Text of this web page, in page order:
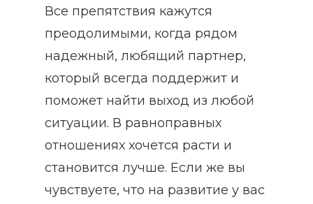
Все препятствия кажутся
преодолимыми, когда рядом
надежный, любящий партнер,
который всегда поддержит и
поможет найти выход из любой
ситуации. В равноправных
отношениях хочется расти и
становится лучше. Если же вы
чувствуете, что на развитие у вас